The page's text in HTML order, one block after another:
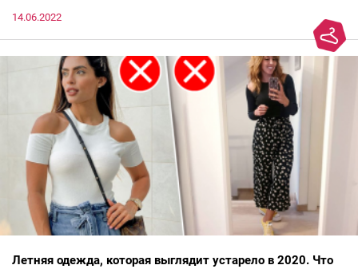
14.06.2022
Летняя одежда, которая выглядит устарело в 2020. Что